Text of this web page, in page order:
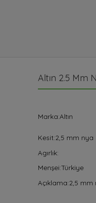
Altın 2.5 Mm
Marka:Altın
Kesit:2,5 mm nya
Agırlık:
Menşei:Türkiye
Açıklama:2,5